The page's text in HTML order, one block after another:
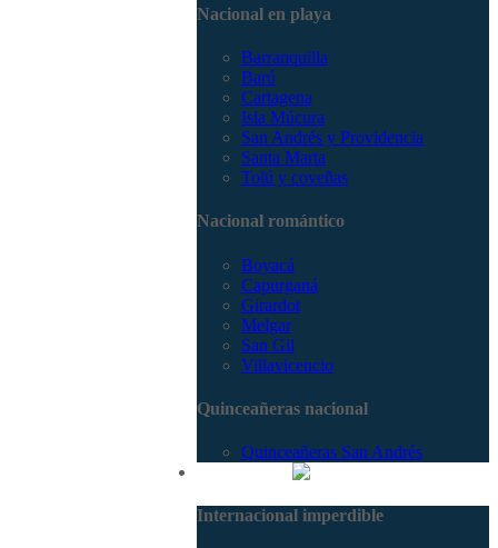
Nacional en playa
Barranquilla
Barú
Cartagena
Isla Múcura
San Andrés y Providencia
Santa Marta
Tolú y coveñas
Nacional romántico
Boyacá
Capurganá
Girardot
Melgar
San Gil
Villavicencio
Quinceañeras nacional
Quinceañeras San Andrés
Internacional imperdible